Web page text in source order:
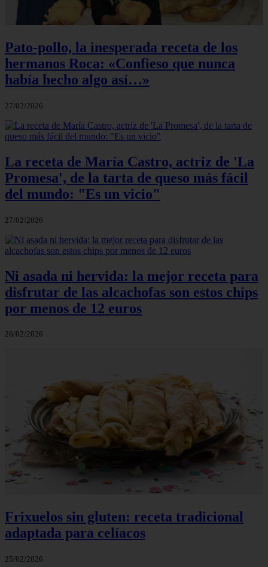
Pato-pollo, la inesperada receta de los
hermanos Roca: «Confieso que nunca
había hecho algo así…»
27/02/2026
La receta de María Castro, actriz de 'La
Promesa', de la tarta de queso más fácil
del mundo: "Es un vicio"
27/02/2026
Ni asada ni hervida: la mejor receta para
disfrutar de las alcachofas son estos chips
por menos de 12 euros
26/02/2026
Frixuelos sin gluten: receta tradicional
adaptada para celíacos
25/02/2026